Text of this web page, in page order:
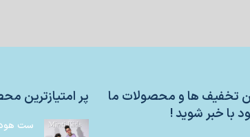
تخفیف ها و محصولات ما
با خبر شوید !
پر امتیازترین
ست